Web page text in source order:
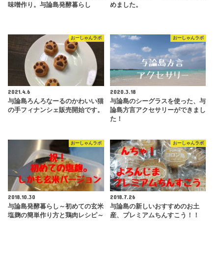
味噌作り。与論島発酵暮らし
めました。
おーしゃんラボ
2021.4.6
与論島ろんろなーるのかわいい猫
の手フィナンシェ販売開始です。
おーしゃんラボ
2020.3.18
与論島のシーグラスを使った、与
論島方言アクセサリーができまし
た！
おーしゃんラボ
2018.10.30
与論島発酵暮らし～初めての玄米
塩麹の簡単作り方と鶏肉レシピ～
おーしゃんラボ
2018.7.26
与論島の新しいおすすめのお土
産、プレミアムちんすこう！！